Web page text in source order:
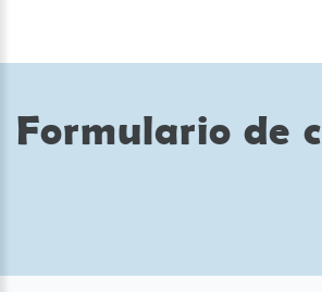
Formulario de